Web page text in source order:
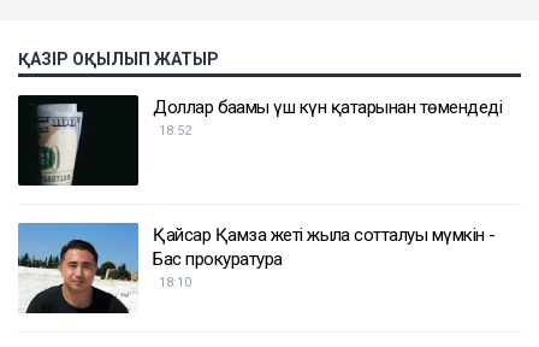
ҚАЗІР ОҚЫЛЫП ЖАТЫР
Доллар бағамы үш күн қатарынан төмендеді
18:52
Қайсар Қамза жеті жылға сотталуы мүмкін -
Бас прокуратура
18:10